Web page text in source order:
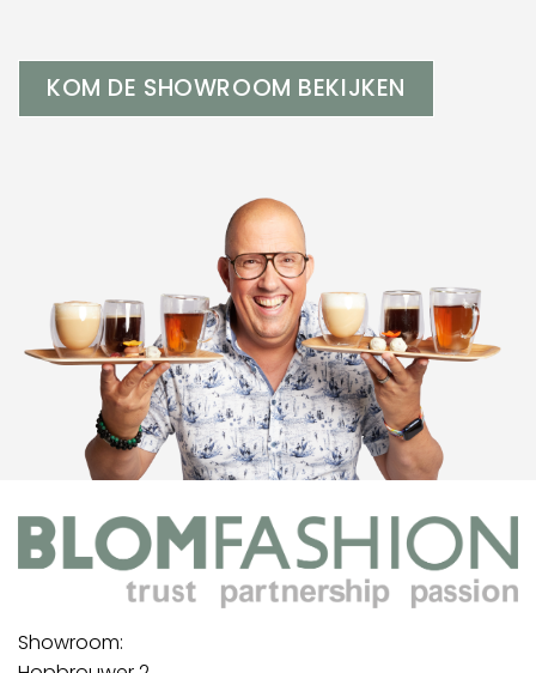
KOM DE SHOWROOM BEKIJKEN
Showroom: